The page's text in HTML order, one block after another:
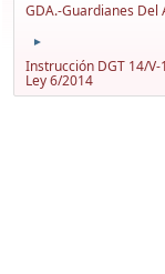
GDA.-Guardianes Del
►
Instrucción DGT 14/
Ley 6/2014